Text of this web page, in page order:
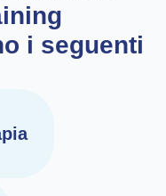
i seguenti